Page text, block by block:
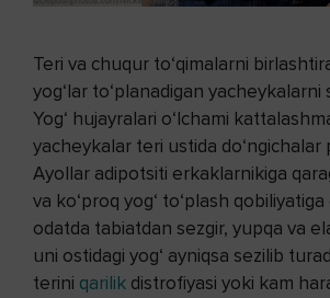
Teri va chuqur to‘qimalarni
yog‘lar to‘planadigan yacheykalarni
Yog‘ hujayralari o‘lchami
yacheykalar teri ustida do‘ngichalar
Ayollar adipotsiti erkaklarnikiga
va ko‘proq yog‘ to‘plash
odatda tabiatdan sezgir, yupqa va
uni ostidagi yog‘ ayniqsa sezilib
terini qarilik distrofiyasi yoki kam